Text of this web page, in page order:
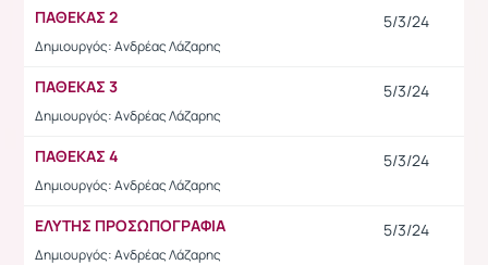
ΠΑΘΕΚΑΣ 2
Δημιουργός: Ανδρέας Λάζαρης
5/3/24
ΠΑΘΕΚΑΣ 3
Δημιουργός: Ανδρέας Λάζαρης
5/3/24
ΠΑΘΕΚΑΣ 4
Δημιουργός: Ανδρέας Λάζαρης
5/3/24
ΕΛΥΤΗΣ ΠΡΟΣΩΠΟΓΡΑΦΙΑ
Δημιουργός: Ανδρέας Λάζαρης
5/3/24